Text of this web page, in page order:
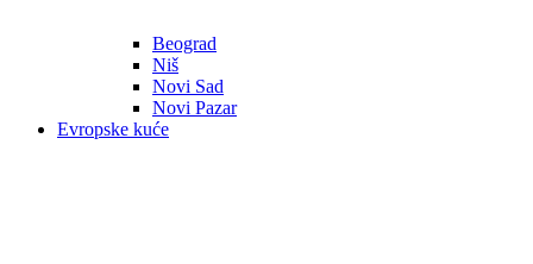
Beograd
Niš
Novi Sad
Novi Pazar
Evropske kuće